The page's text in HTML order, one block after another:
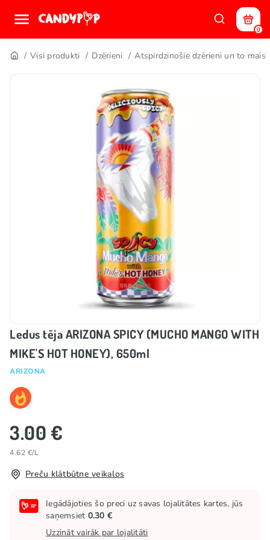
0
Visi produkti Dzērieni Atspirdzinošie dzērieni un to
Ledus tēja ARIZONA SPICY (MUCHO MANGO WITH
MIKE'S HOT HONEY), 650ml
ARIZONA
3.00 €
4.62 €/L
Preču klātbūtne veikalos
Iegādājoties šo preci uz savas lojalitātes kartes, jūs
saņemsiet 0.30 €
Uzzināt vairāk par lojalitāti